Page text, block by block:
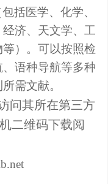
括医学、化学、
济、天文学、工
）。可以按照检
语种导航等多种
需文献。
问其所在第三方
二维码下载阅